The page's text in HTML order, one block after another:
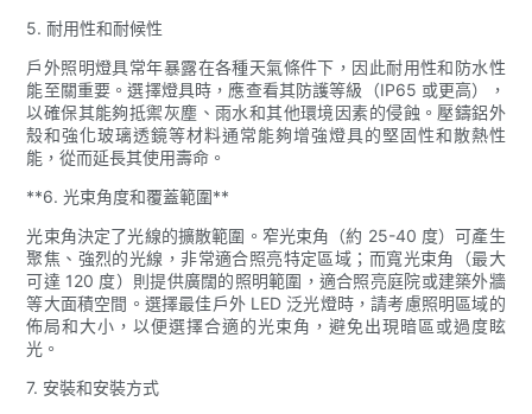
5. 耐用性和耐候性
戶外照明燈具常年暴露在各種天氣條件下，因此耐用性和防水性
能至關重要。選擇燈具時，應查看其防護等級（IP65 或更高），
以確保其能夠抵禦灰塵、雨水和其他環境因素的侵蝕。壓鑄鋁外
殼和強化玻璃透鏡等材料通常能夠增強燈具的堅固性和散熱性
能，從而延長其使用壽命。
**6. 光束角度和覆蓋範圍**
光束角決定了光線的擴散範圍。窄光束角（約 25-40 度）可產生
聚焦、強烈的光線，非常適合照亮特定區域；而寬光束角（最大
可達 120 度）則提供廣闊的照明範圍，適合照亮庭院或建築外牆
等大面積空間。選擇最佳戶外 LED 泛光燈時，請考慮照明區域的
佈局和大小，以便選擇合適的光束角，避免出現暗區或過度眩
光。
7. 安裝和安裝方式